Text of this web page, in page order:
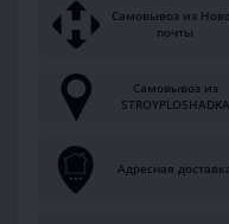
Самовывоз из
почты
Самовывоз из
STROYPLOSHADKA
Адресная